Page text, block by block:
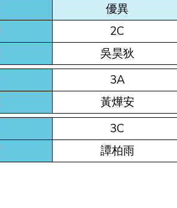
優異
2C
吳昊狄
3A
黃燁安
3C
譚柏雨